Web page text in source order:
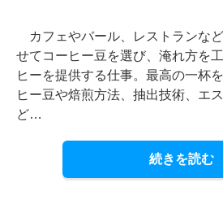
カフェやバール、レストランな
せてコーヒー豆を選び、淹れ方を
ヒーを提供する仕事。最高の一杯
ヒー豆や焙煎方法、抽出技術、エ
ど…
続きを読む